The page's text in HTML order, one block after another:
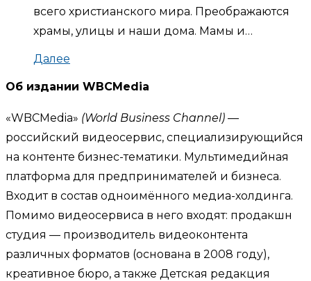
всего христианского мира. Преображаются
храмы, улицы и наши дома. Мамы и…
Далее
Об издании WBCMedia
«WBCMedia» (World Business Channel) —
российский видеосервис, специализирующийся
на контенте бизнес-тематики. Мультимедийная
платформа для предпринимателей и бизнеса.
Входит в состав одноимённого медиа-холдинга.
Помимо видеосервиса в него входят: продакшн
студия — производитель видеоконтента
различных форматов (основана в 2008 году),
креативное бюро, а также Детская редакция